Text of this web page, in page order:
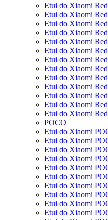
Etui do Xiaomi
Etui do Xiaomi
Etui do Xiaomi
Etui do Xiaomi
Etui do Xiaomi
Etui do Xiaomi
Etui do Xiaomi
Etui do Xiaomi
Etui do Xiaomi
Etui do Xiaomi
Etui do Xiaomi
Etui do Xiaomi
Etui do Xiaomi
POCO
Etui do Xiaomi
Etui do Xiaomi
Etui do Xiaomi
Etui do Xiaomi
Etui do Xiaomi
Etui do Xiaomi
Etui do Xiaomi
Etui do Xiaomi
Etui do Xiaomi
Etui do Xiaomi